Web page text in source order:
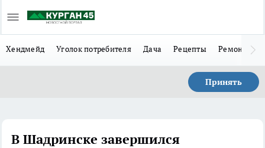
Хендмейд Уголок потребителя Дача Рецепты Ремонт
Принять
В Шадринске завершился